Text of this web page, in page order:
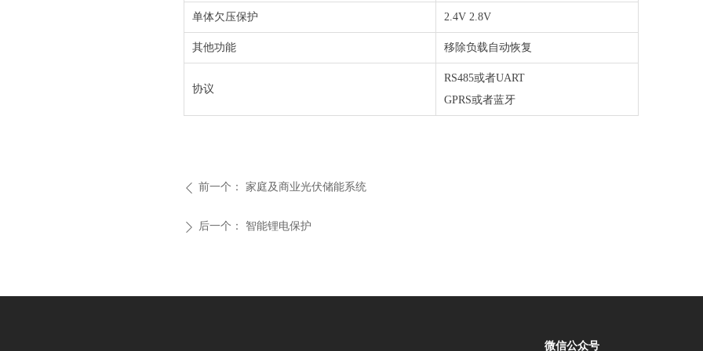
ꄴ 前一个： 家庭及商业光伏储能系统
ꄲ 后一个： 智能锂电保护
单体欠压保护 2.4V 2.8V
其他功能 移除负载自动恢复
协议
RS485或者UART
GPRS或者蓝牙
微信公众号